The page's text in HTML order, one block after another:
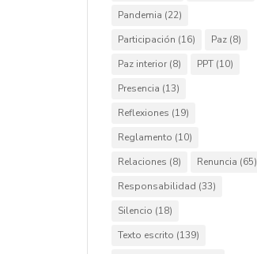
Pandemia (22)
Participación (16) Paz (8)
Paz interior (8) PPT (10)
Presencia (13)
Reflexiones (19)
Reglamento (10)
Relaciones (8) Renuncia (65)
Responsabilidad (33)
Silencio (18)
Texto escrito (139)